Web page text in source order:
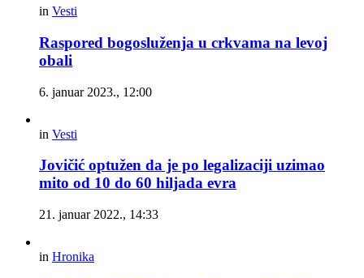
in Vesti
Raspored bogosluženja u crkvama na levoj
obali
6. januar 2023., 12:00
in Vesti
Jovičić optužen da je po legalizaciji uzimao
mito od 10 do 60 hiljada evra
21. januar 2022., 14:33
in Hronika